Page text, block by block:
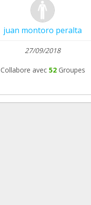
juan montoro peralta
27/09/2018
Collabore avec 52 Groupes